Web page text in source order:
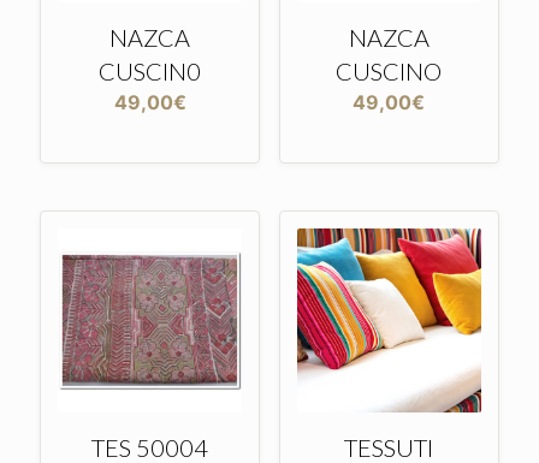
NAZCA
CUSCIN0
49,00€
NAZCA
CUSCINO
49,00€
TES 50004 TESSUTI